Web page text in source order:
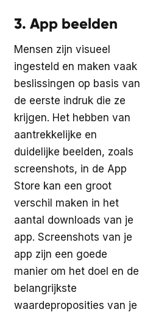
3. App beelden
Mensen zijn visueel
ingesteld en maken vaak
beslissingen op basis van
de eerste indruk die ze
krijgen. Het hebben van
aantrekkelijke en
duidelijke beelden, zoals
screenshots, in de App
Store kan een groot
verschil maken in het
aantal downloads van je
app. Screenshots van je
app zijn een goede
manier om het doel en de
belangrijkste
waardeproposities van je